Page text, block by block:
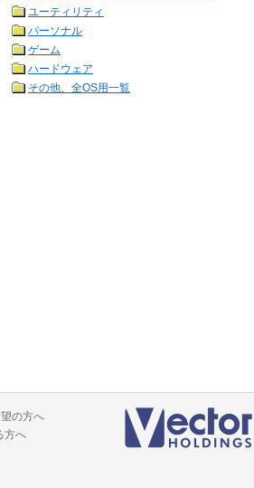
ユーティリティ
パーソナル
ゲーム
ハードウェア
その他、全OS用一覧
の方へ
方へ